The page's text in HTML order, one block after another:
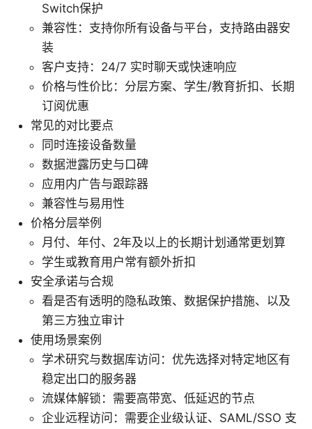
Switch保护
兼容性：支持你所有设备与平台，支持路由器安
装
客户支持：24/7 实时聊天或快速响应
价格与性价比：分层方案、学生/教育折扣、长期
订阅优惠
常见的对比要点
同时连接设备数量
数据泄露历史与口碑
应用内广告与跟踪器
兼容性与易用性
价格分层举例
月付、年付、2年及以上的长期计划通常更划算
学生或教育用户常有额外折扣
安全承诺与合规
看是否有透明的隐私政策、数据保护措施、以及
第三方独立审计
使用场景案例
学术研究与数据库访问：优先选择对特定地区有
稳定出口的服务器
流媒体解锁：需要高带宽、低延迟的节点
企业远程访问：需要企业级认证、SAML/SSO 支